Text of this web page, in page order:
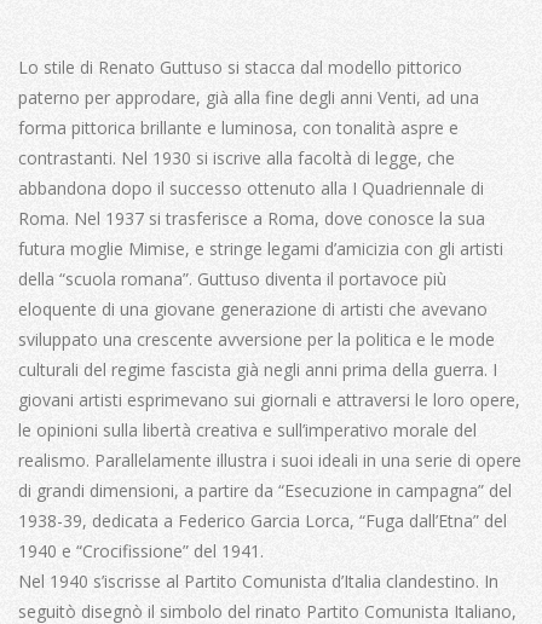
Lo stile di Renato Guttuso si stacca dal modello pittorico
paterno per approdare, già alla fine degli anni Venti, ad una
forma pittorica brillante e luminosa, con tonalità aspre e
contrastanti. Nel 1930 si iscrive alla facoltà di legge, che
abbandona dopo il successo ottenuto alla I Quadriennale di
Roma. Nel 1937 si trasferisce a Roma, dove conosce la sua
futura moglie Mimise, e stringe legami d’amicizia con gli artisti
della “scuola romana”. Guttuso diventa il portavoce più
eloquente di una giovane generazione di artisti che avevano
sviluppato una crescente avversione per la politica e le mode
culturali del regime fascista già negli anni prima della guerra. I
giovani artisti esprimevano sui giornali e attraversi le loro opere,
le opinioni sulla libertà creativa e sull’imperativo morale del
realismo. Parallelamente illustra i suoi ideali in una serie di opere
di grandi dimensioni, a partire da “Esecuzione in campagna” del
1938-39, dedicata a Federico Garcia Lorca, “Fuga dall’Etna” del
1940 e “Crocifissione” del 1941.
Nel 1940 s’iscrisse al Partito Comunista d’Italia clandestino. In
seguitò disegnò il simbolo del rinato Partito Comunista Italiano,